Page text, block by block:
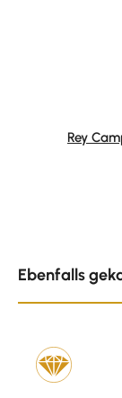
Rey
Ebenfalls